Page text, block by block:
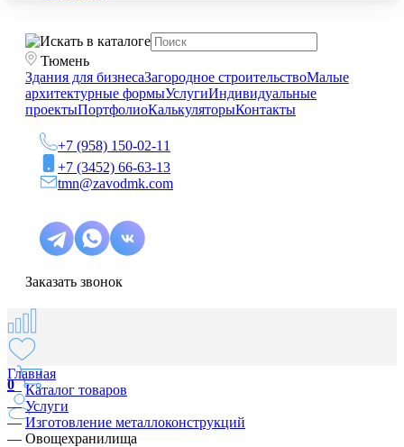
Тюмень
Здания для бизнесаЗагородное строительствоМалые
архитектурные формыУслугиИндивидуальные
проектыПортфолиоКалькуляторыКонтакты
+7 (958) 150-02-11
+7 (3452) 66-63-13
tmn@zavodmk.com
Заказать звонок
0
Главная
—Каталог товаров
—Услуги
—Изготовление металлоконструкций
— Овощехранилища